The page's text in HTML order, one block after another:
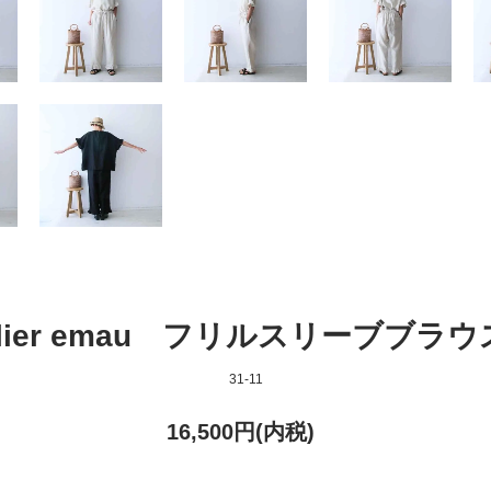
emau フリルスリーブブラ
31-11
16,500円(内税)